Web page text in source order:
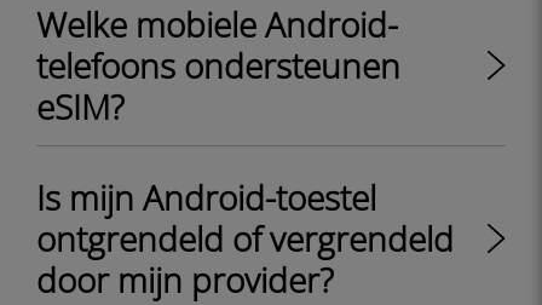
Welke mobiele Android-
telefoons ondersteunen
eSIM?
Is mijn Android-toestel
ontgrendeld of vergrendeld
door mijn provider?